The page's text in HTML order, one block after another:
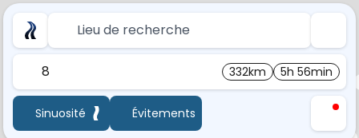
Lieu de recherche
8 332km 5h 56min
Sinuosité Évitements